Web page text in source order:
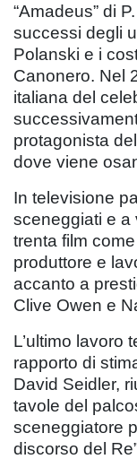
“Amadeus” di
successi degli
Polanski e i
Canonero. Nel
italiana del
protagonista
dove viene
In televisione
sceneggiati e a
trenta film
produttore e
accanto a
Clive Owen e
L’ultimo lavoro
rapporto di
David Seidler,
tavole del
sceneggiatore
discorso del